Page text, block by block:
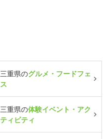
三重県のグルメ・フードフェ
ス
三重県の体験イベント・アク
ティビティ